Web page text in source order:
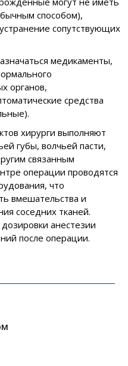
способом),
сопутствующих
медикаменты,
органов,
средства
хирурги выполняют
губы, волчьей пасти,
связанным
операции проводятся
что
вмешательства и
соседних тканей.
анестезии
после операции.